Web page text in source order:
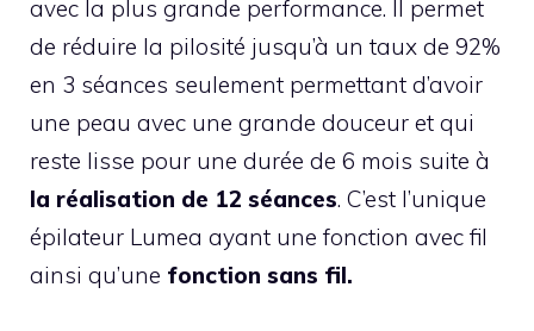
avec la plus grande performance. Il permet
de réduire la pilosité jusqu’à un taux de 92%
en 3 séances seulement permettant d’avoir
une peau avec une grande douceur et qui
reste lisse pour une durée de 6 mois suite à
la réalisation de 12 séances. C’est l’unique
épilateur Lumea ayant une fonction avec fil
ainsi qu’une fonction sans fil.